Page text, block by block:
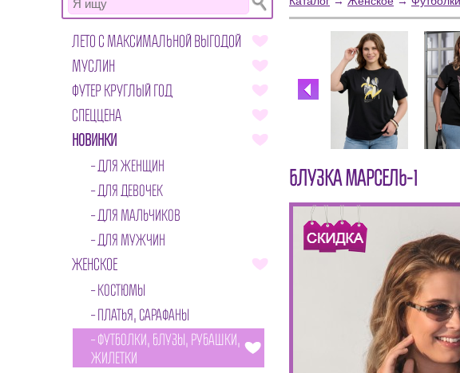
ЛЕТО С МАКСИМАЛЬНОЙ ВЫГОДОЙ
МУСЛИН
ФУТЕР КРУГЛЫЙ ГОД
СПЕЦЦЕНА
НОВИНКИ
ДЛЯ ЖЕНЩИН
ДЛЯ ДЕВОЧЕК
ДЛЯ МАЛЬЧИКОВ
ДЛЯ МУЖЧИН
ЖЕНСКОЕ
КОСТЮМЫ
ПЛАТЬЯ, САРАФАНЫ
ФУТБОЛКИ, БЛУЗЫ, РУБАШКИ,
ЖИЛЕТКИ
БЛУЗКА МАРСЕЛЬ-1